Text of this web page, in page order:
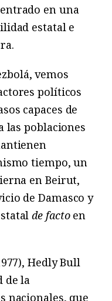
en una
estatal e
vemos
políticos
capaces de
las poblaciones
tiempo, un
en Beirut,
de Damasco y
de factoen
Hedly Bull
de la
nacionales, que